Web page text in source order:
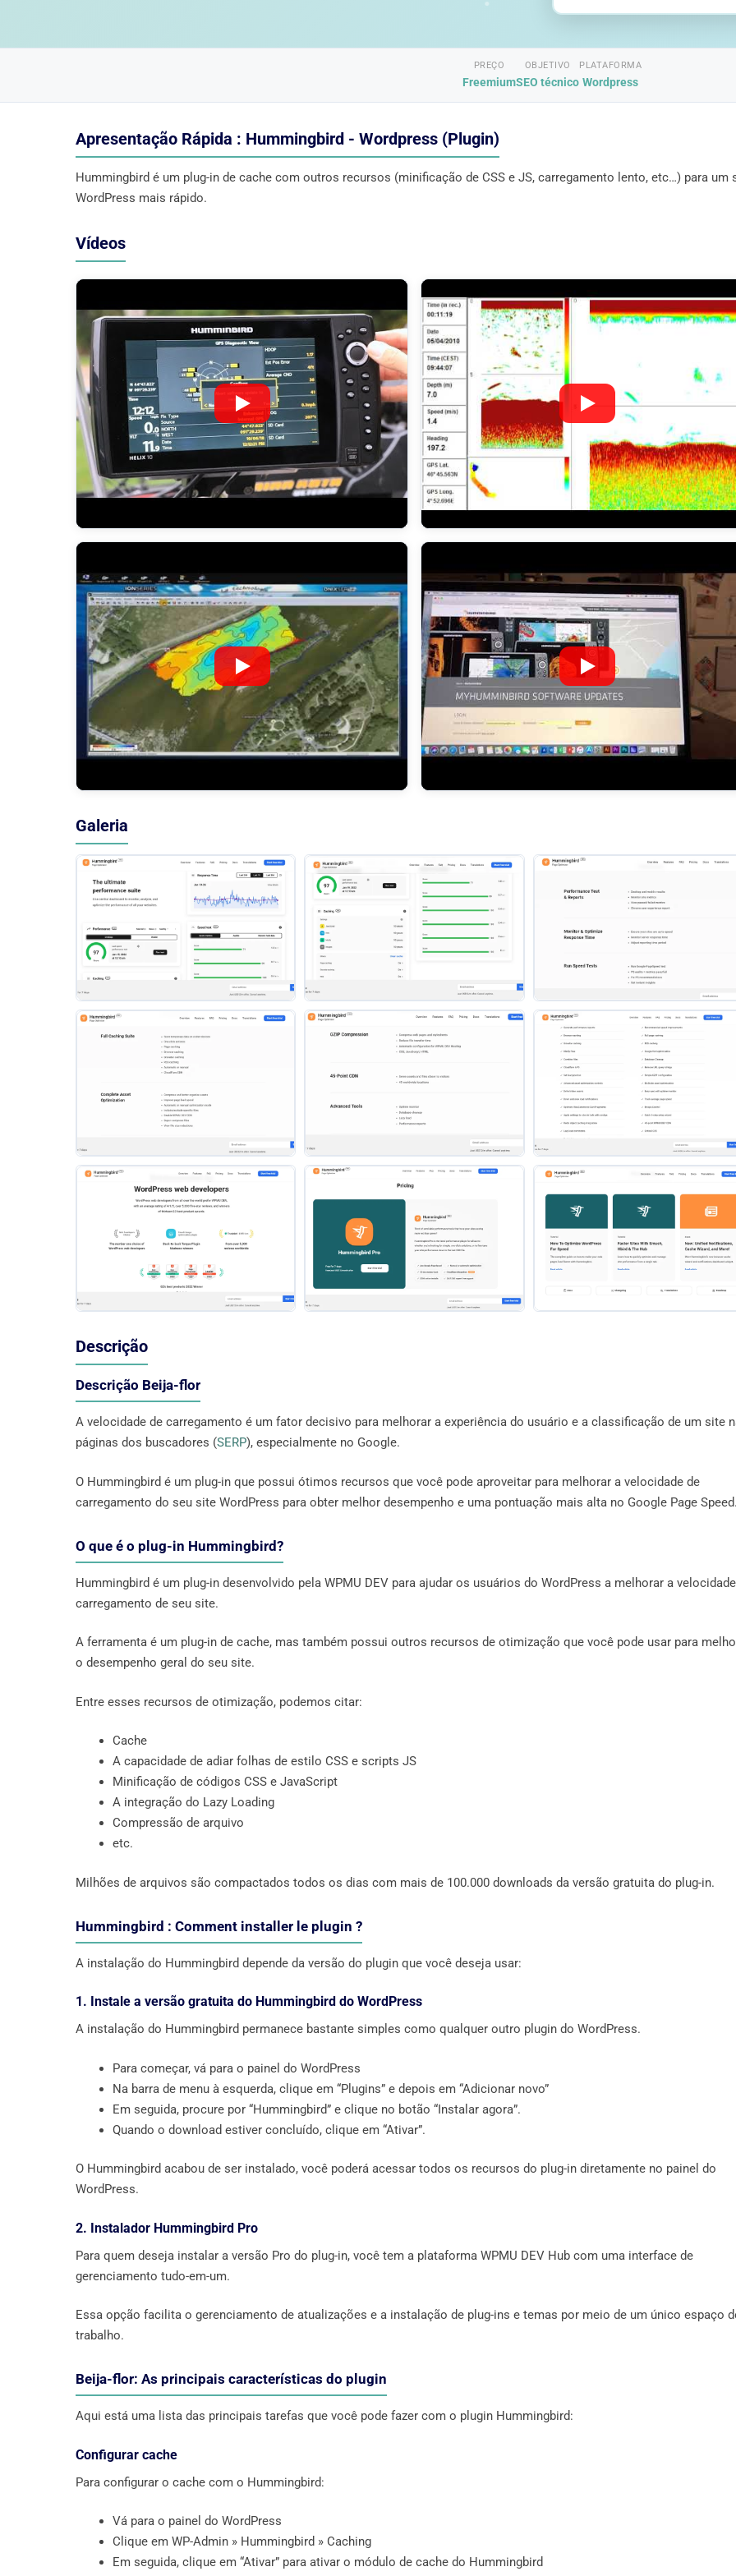
PREÇO
Freemium
OBJETIVO
SEO técnico
PLATAFORMA
Wordpress
Apresentação Rápida : Hummingbird - Wordpress (Plugin)
Hummingbird é um plug-in de cache com outros recursos (minificação de CSS e JS, carregamento lento, etc…) para um
WordPress mais rápido.
Vídeos
Galeria
Descrição
Descrição Beija-flor
A velocidade de carregamento é um fator decisivo para melhorar a experiência do usuário e a classificação de um site
páginas dos buscadores (SERP), especialmente no Google.
O Hummingbird é um plug-in que possui ótimos recursos que você pode aproveitar para melhorar a velocidade de
carregamento do seu site WordPress para obter melhor desempenho e uma pontuação mais alta no Google Page
O que é o plug-in Hummingbird?
Hummingbird é um plug-in desenvolvido pela WPMU DEV para ajudar os usuários do WordPress a melhorar a
carregamento de seu site.
A ferramenta é um plug-in de cache, mas também possui outros recursos de otimização que você pode usar para
o desempenho geral do seu site.
Entre esses recursos de otimização, podemos citar:
Cache
A capacidade de adiar folhas de estilo CSS e scripts JS
Minificação de códigos CSS e JavaScript
A integração do Lazy Loading
Compressão de arquivo
etc.
Milhões de arquivos são compactados todos os dias com mais de 100.000 downloads da versão gratuita do plug-in.
Hummingbird : Comment installer le plugin ?
A instalação do Hummingbird depende da versão do plugin que você deseja usar:
1. Instale a versão gratuita do Hummingbird do WordPress
A instalação do Hummingbird permanece bastante simples como qualquer outro plugin do WordPress.
Para começar, vá para o painel do WordPress
Na barra de menu à esquerda, clique em “Plugins” e depois em “Adicionar novo”
Em seguida, procure por “Hummingbird” e clique no botão “Instalar agora”.
Quando o download estiver concluído, clique em “Ativar”.
O Hummingbird acabou de ser instalado, você poderá acessar todos os recursos do plug-in diretamente no painel do
WordPress.
2. Instalador Hummingbird Pro
Para quem deseja instalar a versão Pro do plug-in, você tem a plataforma WPMU DEV Hub com uma interface de
gerenciamento tudo-em-um.
Essa opção facilita o gerenciamento de atualizações e a instalação de plug-ins e temas por meio de um único espaço
trabalho.
Beija-flor: As principais características do plugin
Aqui está uma lista das principais tarefas que você pode fazer com o plugin Hummingbird:
Configurar cache
Para configurar o cache com o Hummingbird:
Vá para o painel do WordPress
Clique em WP-Admin » Hummingbird » Caching
Em seguida, clique em “Ativar” para ativar o módulo de cache do Hummingbird